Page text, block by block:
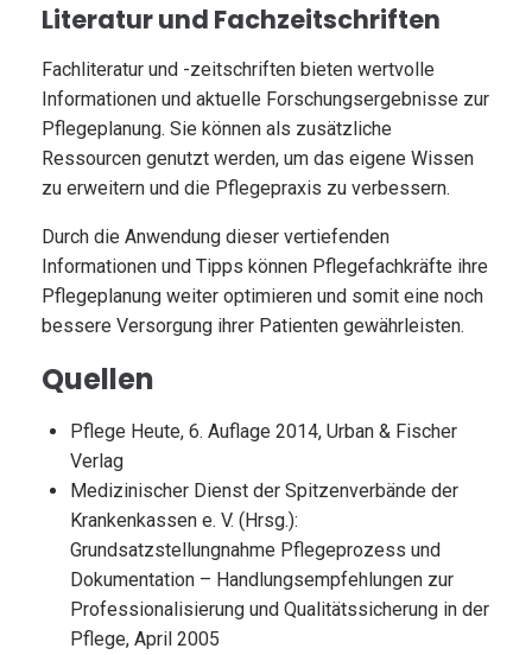
Literatur und Fachzeitschriften
Fachliteratur und -zeitschriften bieten wertvolle
Informationen und aktuelle Forschungsergebnisse zur
Pflegeplanung. Sie können als zusätzliche
Ressourcen genutzt werden, um das eigene Wissen
zu erweitern und die Pflegepraxis zu verbessern.
Durch die Anwendung dieser vertiefenden
Informationen und Tipps können Pflegefachkräfte ihre
Pflegeplanung weiter optimieren und somit eine noch
bessere Versorgung ihrer Patienten gewährleisten.
Quellen
Pflege Heute, 6. Auflage 2014, Urban & Fischer
Verlag
Medizinischer Dienst der Spitzenverbände der
Krankenkassen e. V. (Hrsg.):
Grundsatzstellungnahme Pflegeprozess und
Dokumentation – Handlungsempfehlungen zur
Professionalisierung und Qualitätssicherung in der
Pflege, April 2005